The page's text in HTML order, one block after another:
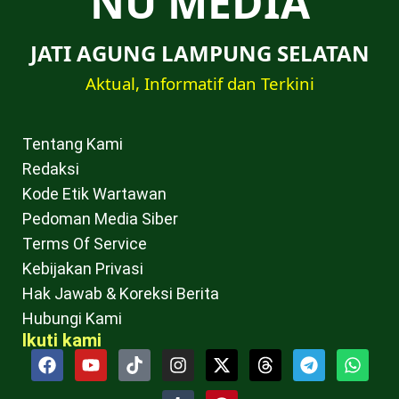
JATI AGUNG LAMPUNG SELATAN
Aktual, Informatif dan Terkini
Tentang Kami
Redaksi
Kode Etik Wartawan
Pedoman Media Siber
Terms Of Service
Kebijakan Privasi
Hak Jawab & Koreksi Berita
Hubungi Kami
Ikuti kami